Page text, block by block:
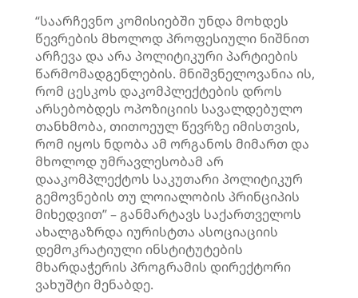
“საარჩევნო კომისიებში უნდა მოხდეს
წევრების მხოლოდ პროფესიული ნიშნით
არჩევა და არა პოლიტიკური პარტიების
წარმომადგენლების. მნიშვნელოვანია ის,
რომ ცესკოს დაკომპლექტების დროს
არსებობდეს ოპოზიციის სავალდებულო
თანხმობა, თითოეულ წევრზე იმისთვის,
რომ იყოს ნდობა ამ ორგანოს მიმართ და
მხოლოდ უმრავლესობამ არ
დააკომპლექტოს საკუთარი პოლიტიკურ
გემოვნების თუ ლოიალობის პრინციპის
მიხედვით” – განმარტავს საქართველოს
ახალგაზრდა იურისტთა ასოციაციის
დემოკრატიული ინსტიტუტების
მხარდაჭერის პროგრამის დირექტორი
ვახუშტი მენაბდე.